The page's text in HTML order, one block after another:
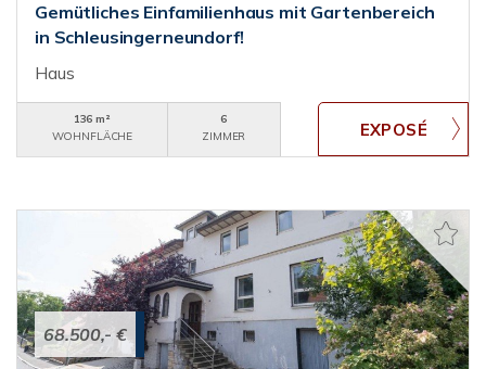
Gemütliches Einfamilienhaus mit Gartenbereich
in Schleusingerneundorf!
Haus
136 m²
WOHNFLÄCHE
6
ZIMMER
68.500,- €